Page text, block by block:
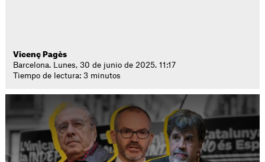
Vicenç Pagès
Barcelona. Lunes, 30 de junio de 2025. 11:17
Tiempo de lectura: 3 minutos